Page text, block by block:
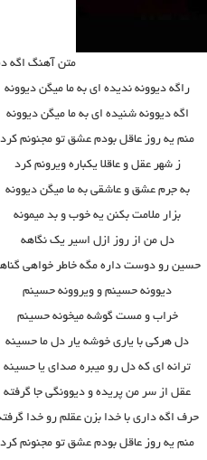
متن آهنگ اگه
راگه دیوونه ندیده ای به ما میگن دیوونه
اگه دیوونه شنیده ای به ما میگن دیوونه
منم یه روز عاقل بودم عشق تو مجنونم کرد
ز شهر عقل و عاقلا یکباره ویرونم کرد
به جرم عشق و عاشقی به ما میگن دیوونه
بزار ملامت بکنن یه خوب و بد میمونه
دل من از روز ازل اسیر یک نگاهه
حسین رو دوست داره مگه خاطر خواهی
دیوونه حسینم و ویروونه حسینم
خراب و مست گوشه میخونه حسینم
دل هرکی با یاری خوشه یار دل ما حسینه
ترانه ای که دل رو میبره صدای یا حسینه
عقل از سر من پریده و دیوونگی جا گرفته
حرف اگه داری با خدا بزن عقلم رو خدا
منم یه روز عاقل بودم عشق تو مجنونم کرد